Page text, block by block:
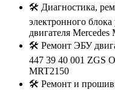
🛠️ Диагностика,
электронного
двигателя
🛠️ Ремонт ЭБУ
447 39 40 001 ZGS
MRT2150
🛠️ Ремонт и